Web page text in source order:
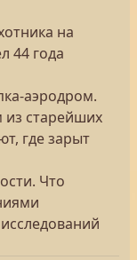
на
44 года
аэродром.
из старейших
где зарыт
Что